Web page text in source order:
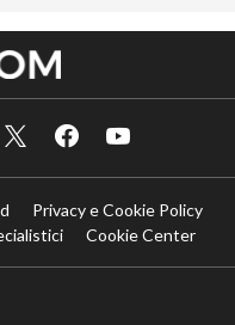
Privacy e Cookie Policy
Cookie Center